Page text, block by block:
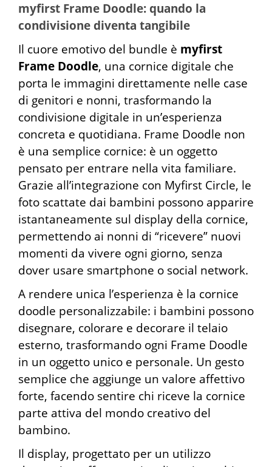
myfirst Frame Doodle: quando la
condivisione diventa tangibile
Il cuore emotivo del bundle è myfirst
Frame Doodle, una cornice digitale che
porta le immagini direttamente nelle case
di genitori e nonni, trasformando la
condivisione digitale in un’esperienza
concreta e quotidiana. Frame Doodle non
è una semplice cornice: è un oggetto
pensato per entrare nella vita familiare.
Grazie all’integrazione con Myfirst Circle, le
foto scattate dai bambini possono apparire
istantaneamente sul display della cornice,
permettendo ai nonni di “ricevere” nuovi
momenti da vivere ogni giorno, senza
dover usare smartphone o social network.
A rendere unica l’esperienza è la cornice
doodle personalizzabile: i bambini possono
disegnare, colorare e decorare il telaio
esterno, trasformando ogni Frame Doodle
in un oggetto unico e personale. Un gesto
semplice che aggiunge un valore affettivo
forte, facendo sentire chi riceve la cornice
parte attiva del mondo creativo del
bambino.
Il display, progettato per un utilizzo